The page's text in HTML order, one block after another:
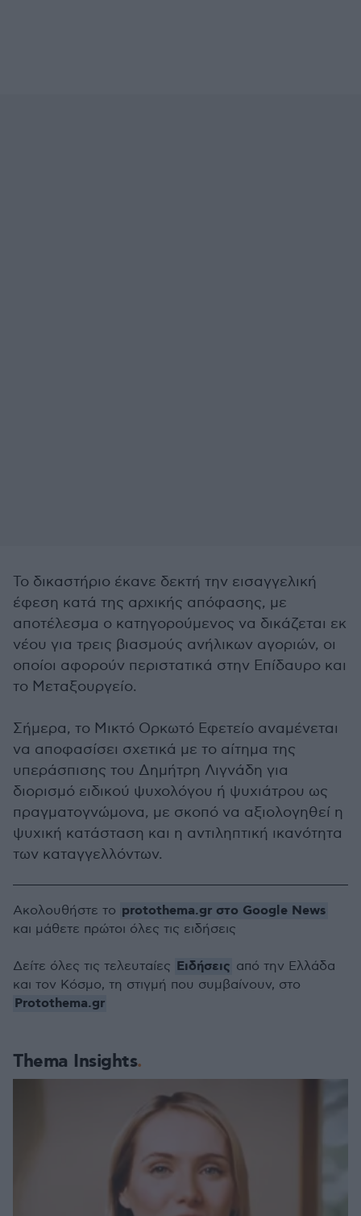
Το δικαστήριο έκανε δεκτή την εισαγγελική
έφεση κατά της αρχικής απόφασης, με
αποτέλεσμα ο κατηγορούμενος να δικάζεται εκ
νέου για τρεις βιασμούς ανήλικων αγοριών, οι
οποίοι αφορούν περιστατικά στην Επίδαυρο και
το Μεταξουργείο.
Σήμερα, το Μικτό Ορκωτό Εφετείο αναμένεται
να αποφασίσει σχετικά με το αίτημα της
υπεράσπισης του Δημήτρη Λιγνάδη για
διορισμό ειδικού ψυχολόγου ή ψυχιάτρου ως
πραγματογνώμονα, με σκοπό να αξιολογηθεί η
ψυχική κατάσταση και η αντιληπτική ικανότητα
των καταγγελλόντων.
Thema Insights
Ακολουθήστε το protothema.gr στο Google News
και μάθετε πρώτοι όλες τις ειδήσεις
Δείτε όλες τις τελευταίες Ειδήσεις από την Ελλάδα
και τον Κόσμο, τη στιγμή που συμβαίνουν, στο
Protothema.gr